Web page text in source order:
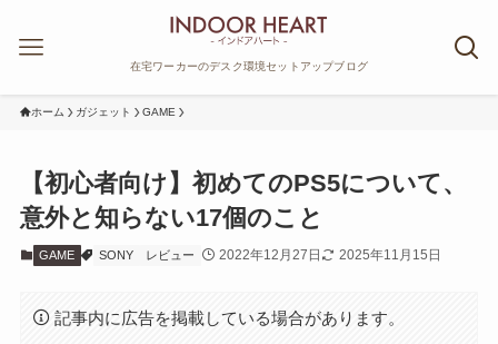
在宅ワーカーのデスク環境セットアップブログ
ホーム ガジェット GAME
【初心者向け】初めてのPS5について、
意外と知らない17個のこと
GAME SONY レビュー 2022年12月27日 2025年11月15日
記事内に広告を掲載している場合があります。